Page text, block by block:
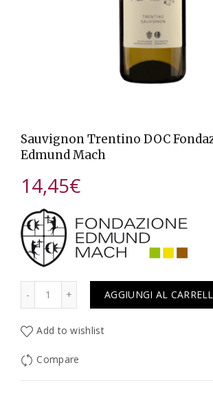
Sauvignon Trentino DOC
Edmund Mach
14,45€
AGGIUNGI AL
Add to wishlist
Compare